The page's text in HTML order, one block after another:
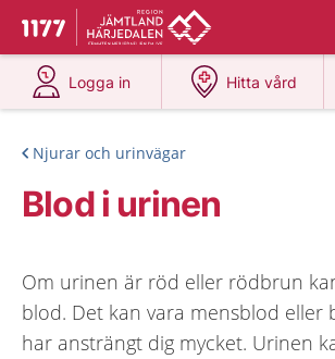
Till startsidan för 1177
Du har valt region
Logga in
på 1177.se
Hitta vård
på 1177.se
Njurar och urinvägar
Blod i urinen
Om urinen är röd eller rödbrun
blod. Det kan vara mensblod eller
har ansträngt dig mycket. Urinen